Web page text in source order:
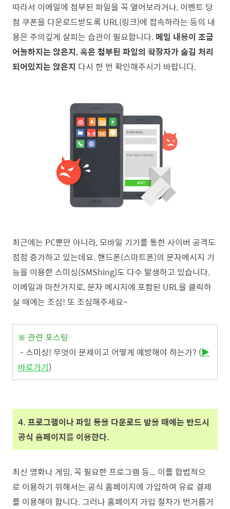
따라서 이메일에 첨부된 파일을 꼭 열어보라거나, 이벤트 당
첨 쿠폰을 다운로드받도록 URL(링크)에 접속하라는 등의 내
용은 주의깊게 살피는 습관이 필요합니다. 메일 내용이 조금
어눌하지는 않은지, 혹은 첨부된 파일의 확장자가 숨김 처리
되어있지는 않은지 다시 한 번 확인해주시기 바랍니다.
최근에는 PC뿐만 아니라, 모바일 기기를 통한 사이버 공격도
점점 증가하고 있는데요. 핸드폰(스마트폰)의 문자메시지 기
능을 이용한 스미싱(SMShing)도 다수 발생하고 있습니다.
이메일과 마찬가지로, 문자 메시지에 포함된 URL을 클릭하
실 때에는 조심! 또 조심해주세요~
※ 관련 포스팅
- 스미싱! 무엇이 문제이고 어떻게 예방해야 하는가? (▶
바로가기)
4. 프로그램이나 파일 등을 다운로드 받을 때에는 반드시
공식 홈페이지를 이용한다.
최신 영화나 게임, 꼭 필요한 프로그램 등... 이를 합법적으
로 이용하기 위해서는 공식 홈페이지에 가입하여 유료 결제
를 이용해야 합니다. 그러나 홈페이지 가입 절차가 번거롭거